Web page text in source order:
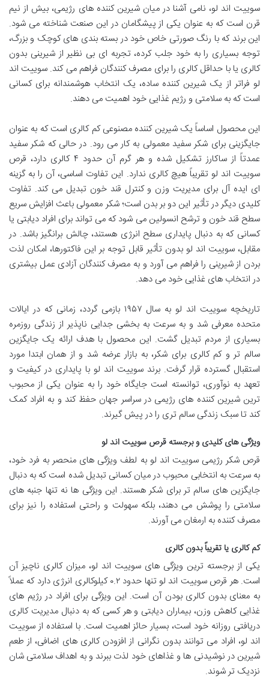
سوییت اند لو، نامی آشنا در میان شیرین کننده های رژیمی، بیش از نیم
قرن است که به عنوان یکی از پیشگامان در این صنعت شناخته می شود.
این برند که با رنگ صورتی خاص خود در بسته بندی های کوچک و بزرگ،
توجه بسیاری را به خود جلب کرده، تجربه ای بی نظیر از شیرینی بدون
کالری یا با حداقل کالری را برای مصرف کنندگان فراهم می کند. سوییت اند
لو فراتر از یک شیرین کننده ساده، یک انتخاب هوشمندانه برای کسانی
است که به سلامتی و رژیم غذایی خود اهمیت می دهند.
این محصول اساساً یک شیرین کننده مصنوعی کم کالری است که به عنوان
جایگزینی برای شکر سفید معمولی به کار می رود. در حالی که شکر سفید
عمدتاً از ساکارز تشکیل شده و هر گرم آن حدود ۴ کالری دارد، قرص
سوییت اند لو تقریباً هیچ کالری ندارد. این تفاوت اساسی، آن را به گزینه
ای ایده آل برای مدیریت وزن و کنترل قند خون تبدیل می کند. تفاوت
کلیدی دیگر در تأثیر این دو بر بدن است؛ شکر معمولی باعث افزایش سریع
سطح قند خون و ترشح انسولین می شود که می تواند برای افراد دیابتی یا
کسانی که به دنبال پایداری سطح انرژی هستند، چالش برانگیز باشد. در
مقابل، سوییت اند لو بدون تأثیر قابل توجه بر این فاکتورها، امکان لذت
بردن از شیرینی را فراهم می آورد و به مصرف کنندگان آزادی عمل بیشتری
در انتخاب های غذایی خود می دهد.
تاریخچه سوییت اند لو به سال ۱۹۵۷ بازمی گردد، زمانی که در ایالات
متحده معرفی شد و به سرعت به بخشی جدایی ناپذیر از زندگی روزمره
بسیاری از مردم تبدیل گشت. این محصول با هدف ارائه یک جایگزین
سالم تر و کم کالری برای شکر، به بازار عرضه شد و از همان ابتدا مورد
استقبال گسترده قرار گرفت. برند سوییت اند لو با پایداری در کیفیت و
تعهد به نوآوری، توانسته است جایگاه خود را به عنوان یکی از محبوب
ترین شیرین کننده های رژیمی در سراسر جهان حفظ کند و به افراد کمک
کند تا سبک زندگی سالم تری را در پیش گیرند.
ویژگی های کلیدی و برجسته قرص سوییت اند لو
قرص شکر رژیمی سوییت اند لو به لطف ویژگی های منحصر به فرد خود،
به سرعت به انتخابی محبوب در میان کسانی تبدیل شده است که به دنبال
جایگزین های سالم تر برای شکر هستند. این ویژگی ها نه تنها جنبه های
سلامتی را پوشش می دهند، بلکه سهولت و راحتی استفاده را نیز برای
مصرف کننده به ارمغان می آورند.
کم کالری یا تقریباً بدون کالری
یکی از برجسته ترین ویژگی های سوییت اند لو، میزان کالری ناچیز آن
است. هر قرص سوییت اند لو تنها حدود ۰.۲ کیلوکالری انرژی دارد که عملاً
به معنای بدون کالری بودن آن است. این ویژگی برای افراد در رژیم های
غذایی کاهش وزن، بیماران دیابتی و هر کسی که به دنبال مدیریت کالری
دریافتی روزانه خود است، بسیار حائز اهمیت است. با استفاده از سوییت
اند لو، افراد می توانند بدون نگرانی از افزودن کالری های اضافی، از طعم
شیرین در نوشیدنی ها و غذاهای خود لذت ببرند و به اهداف سلامتی شان
نزدیک تر شوند.